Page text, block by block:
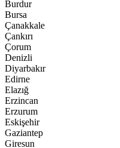
Burdur
Bursa
Çanakkale
Çankırı
Çorum
Denizli
Diyarbakır
Edirne
Elazığ
Erzincan
Erzurum
Eskişehir
Gaziantep
Giresun